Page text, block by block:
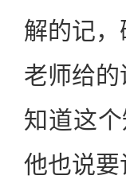
解的记
老师给
知道这
他也说